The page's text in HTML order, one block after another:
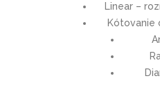
Linear –
Kótovanie